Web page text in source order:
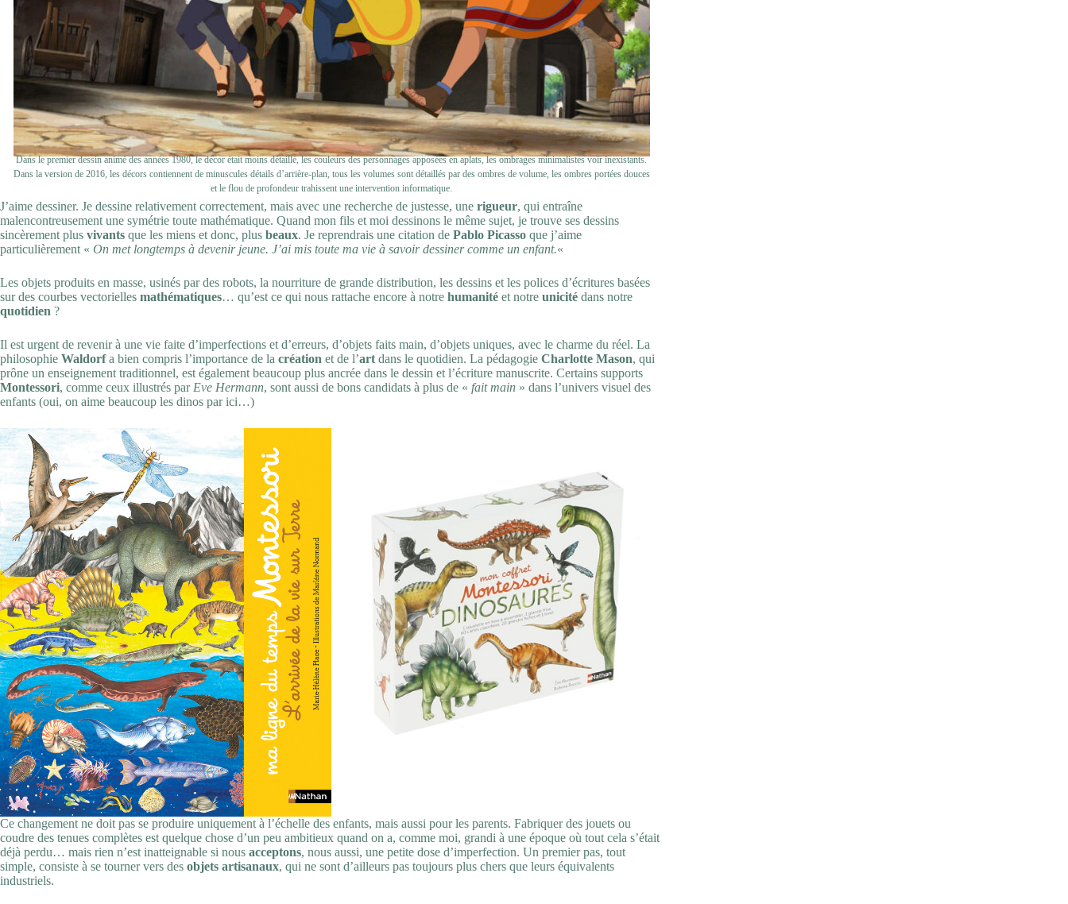
Dans le premier dessin animé des années 1980, le décor était moins détaillé, les couleurs des personnages apposées en aplats, les ombrages minimalistes voir inexistants.
Dans la version de 2016, les décors contiennent de minuscules détails d’arrière-plan, tous les volumes sont détaillés par des ombres de volume, les ombres portées douces
et le flou de profondeur trahissent une intervention informatique.
J’aime dessiner. Je dessine relativement correctement, mais avec une recherche de justesse, une rigueur, qui entraîne
malencontreusement une symétrie toute mathématique. Quand mon fils et moi dessinons le même sujet, je trouve ses dessins
sincèrement plus vivants que les miens et donc, plus beaux. Je reprendrais une citation de Pablo Picasso que j’aime
particulièrement « On met longtemps à devenir jeune. J’ai mis toute ma vie à savoir dessiner comme un enfant.«
Les objets produits en masse, usinés par des robots, la nourriture de grande distribution, les dessins et les polices d’écritures basées
sur des courbes vectorielles mathématiques… qu’est ce qui nous rattache encore à notre humanité et notre unicité dans notre
quotidien ?
Il est urgent de revenir à une vie faite d’imperfections et d’erreurs, d’objets faits main, d’objets uniques, avec le charme du réel. La
philosophie Waldorfa bien compris l’importance de la création et de l’art dans le quotidien. La pédagogie Charlotte Mason, qui
prône un enseignement traditionnel, est également beaucoup plus ancrée dans le dessin et l’écriture manuscrite. Certains supports
Montessori, comme ceux illustrés par Eve Hermann, sont aussi de bons candidats à plus de « fait main » dans l’univers visuel des
enfants (oui, on aime beaucoup les dinos par ici…)
Ce changement ne doit pas se produire uniquement à l’échelle des enfants, mais aussi pour les parents. Fabriquer des jouets ou
coudre des tenues complètes est quelque chose d’un peu ambitieux quand on a, comme moi, grandi à une époque où tout cela s’était
déjà perdu… mais rien n’est inatteignable si nous acceptons, nous aussi, une petite dose d’imperfection. Un premier pas, tout
simple, consiste à se tourner vers des objets artisanaux, qui ne sont d’ailleurs pas toujours plus chers que leurs équivalents
industriels.